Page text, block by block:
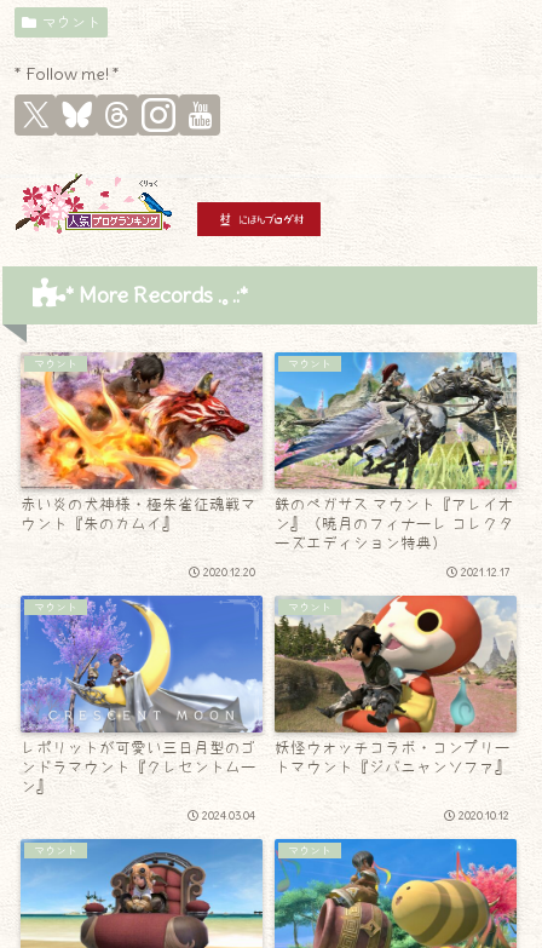
マウント
* Follow me! *
* More Records .｡.:*
マウント
赤い炎の犬神様・極朱雀征魂戦マ
ウント『朱のカムイ』
2020.12.20
マウント
鉄のペガサス マウント『アレイオ
ン』（暁月のフィナーレ コレクタ
ーズエディション特典）
2021.12.17
マウント
レポリットが可愛い三日月型のゴ
ンドラマウント『クレセントムー
ン』
2024.03.04
マウント
妖怪ウォッチコラボ・コンプリー
トマウント『ジバニャンソファ』
2020.10.12
マウント マウント